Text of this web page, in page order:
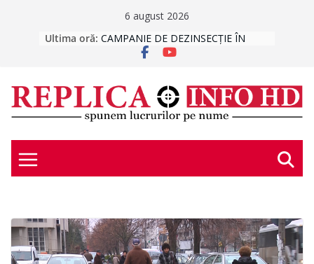
6 august 2026
Ultima oră:
CAMPANIE DE DEZINSECȚIE ÎN DEVA
INCENDII ÎN SERIE
ATELIER DE DEZVOLTARE
PERSONALĂ